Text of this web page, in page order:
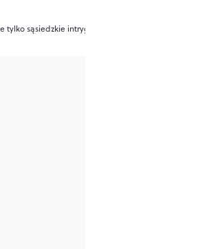
tylko sąsiedzkie intrygi”